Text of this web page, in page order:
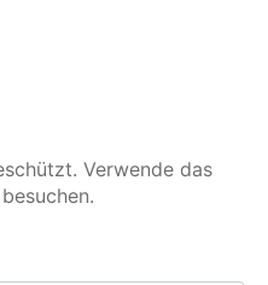
Verwende das